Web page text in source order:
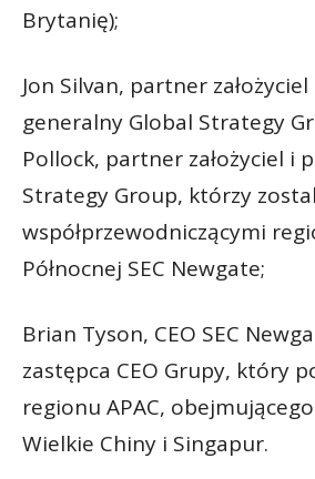
Brytanię);
Jon Silvan, partner
generalny Global Strategy
Pollock, partner założyciel i
Strategy Group, którzy
współprzewodniczącymi
Północnej SEC Newgate;
Brian Tyson, CEO SEC
zastępca CEO Grupy, który
regionu APAC,
Wielkie Chiny i Singapur.